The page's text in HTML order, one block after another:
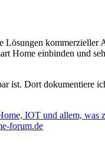
Lösungen kommerzieller
Home einbinden und
ist. Dort dokumentiere
IOT und allem, was
forum.de